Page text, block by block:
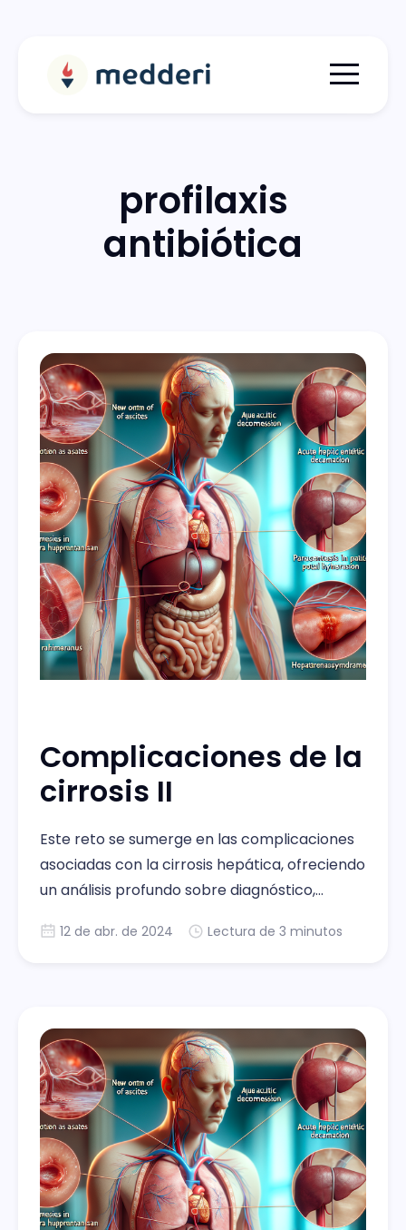
Menu
profilaxis
antibiótica
Complicaciones de la
cirrosis II
Este reto se sumerge en las complicaciones
asociadas con la cirrosis hepática, ofreciendo
un análisis profundo sobre diagnóstico,
adversas. A través de seis posts detallados,
12 de abr. de 2024 Lectura de 3 minutos